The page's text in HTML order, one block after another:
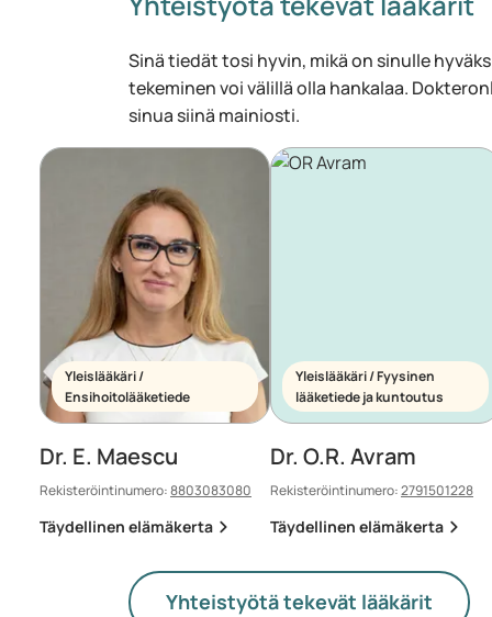
Sinä tiedät tosi hyvin, mikä on sinulle
tekeminen voi välillä olla hankalaa.
sinua siinä mainiosti.
Yleislääkäri /
Ensihoitolääketiede
Dr. E. Maescu
Rekisteröintinumero:8803083080
Täydellinen elämäkerta
Yleislääkäri / Fyysinen
lääketiede ja kuntoutus
Dr. O.R. Avram
Rekisteröintinumero:2791501228
Täydellinen elämäkerta
Yhteistyötä tekevät lääkärit